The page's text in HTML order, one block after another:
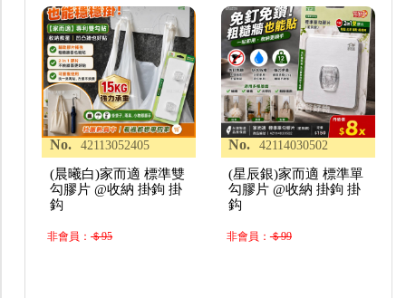
No. 42113052405
(晨曦白)家而適 標準雙
勾膠片 @收納 掛鉤 掛
鈎
非會員：＄95
No. 42114030502
(星辰銀)家而適 標準單
勾膠片 @收納 掛鉤 掛
鈎
非會員：＄99